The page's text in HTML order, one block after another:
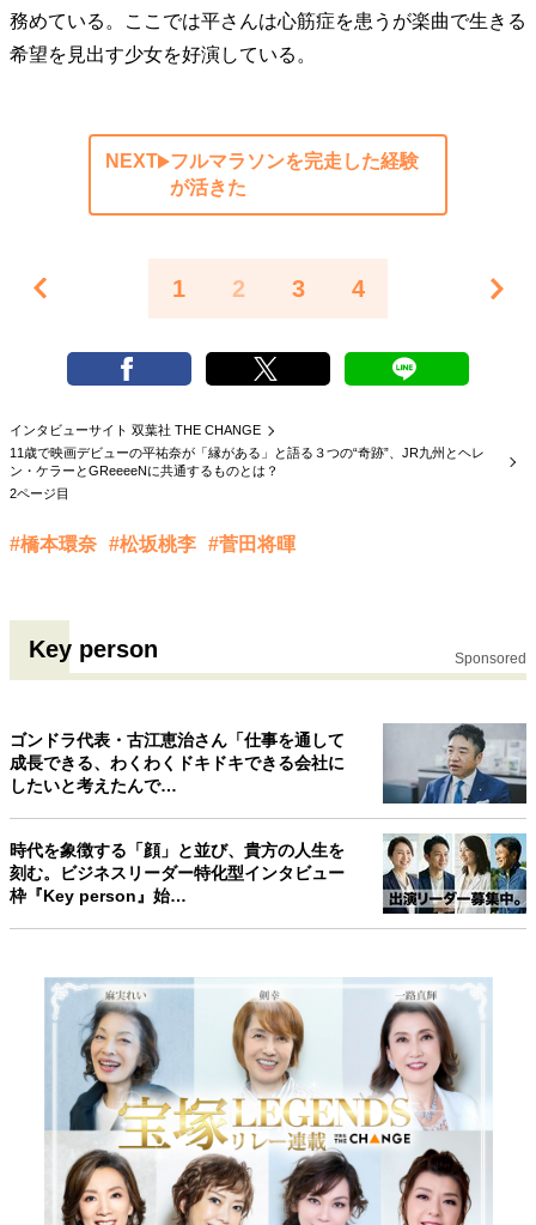
務めている。ここでは平さんは心筋症を患うが楽曲で生きる
希望を見出す少女を好演している。
NEXT
フルマラソンを完走した経験
が活きた
1 2 3 4
インタビューサイト 双葉社 THE CHANGE
11歳で映画デビューの平祐奈が「縁がある」と語る３つの“奇跡”、JR九州とヘレ
ン・ケラーとGReeeeNに共通するものとは？
2ページ目
#橋本環奈 #松坂桃李 #菅田将暉
Key person Sponsored
ゴンドラ代表・古江恵治さん「仕事を通して
成長できる、わくわくドキドキできる会社に
したいと考えたんで…
時代を象徴する「顔」と並び、貴方の人生を
刻む。ビジネスリーダー特化型インタビュー
枠『Key person』始…